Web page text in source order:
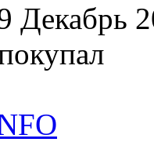
Декабрь